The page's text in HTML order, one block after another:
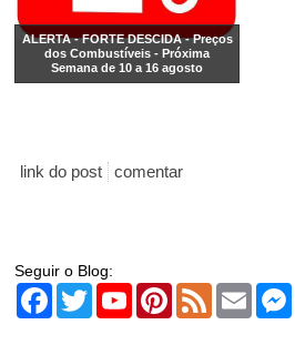
ALERTA - FORTE DESCIDA - Preços
dos Combustíveis - Próxima
Semana de 10 a 16 agosto
link do post comentar
Seguir o Blog:
Facebook
TwitterYouTubePinterest
Feed Email